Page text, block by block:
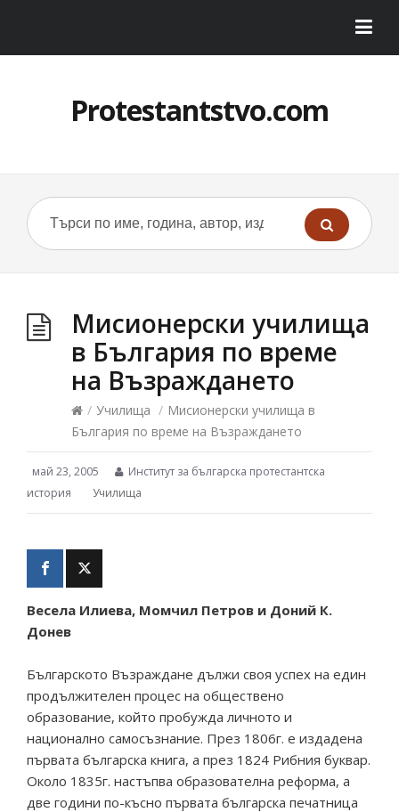
Protestantstvo.com
Мисионерски училища
в България по време
на Възраждането
/ Училища / Мисионерски училища в
България по време на Възраждането
май 23, 2005
Институт за българска протестантска
история
Училища
Весела Илиева, Момчил Петров и Доний К.
Донев
Българското Възраждане дължи своя успех на един
продължителен процес на обществено
образование, който пробужда личното и
национално самосъзнание. През 1806г. е издадена
първата българска книга, а през 1824 Рибния буквар.
Около 1835г. настъпва образователна реформа, а
две години по-късно първата българска печатница